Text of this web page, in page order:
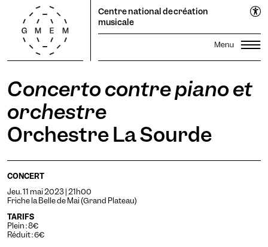
Centre national de création
musicale
Saison
Festival Propagations
Productions Transmission
Le GMEM
Calendrier
Infos pratiques
Lun Mar Mer Jeu Ven Sam
Dim
4 5
10
11 12 13 14 15
24
31
abonnez-vous à la newsletter pour rester averti·e.
Concerto contre piano et
orchestre
Orchestre La Sourde
CONCERT
Jeu. 11 mai 2023 | 21h00
Friche la Belle de Mai (Grand Plateau)
TARIFS
Plein : 8€
Réduit : 6€
EN
Cookies management panel